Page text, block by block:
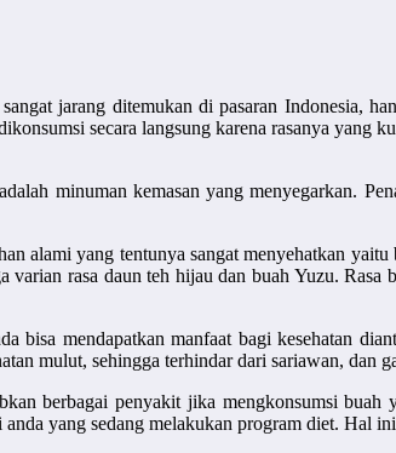
jarang ditemukan di pasaran Indonesia,
secara langsung karena rasanya yang
minuman kemasan yang menyegarkan.
alami yang tentunya sangat menyehatkan
rasa daun teh hijau dan buah Yuzu.
bisa mendapatkan manfaat bagi kesehatan
mulut, sehingga terhindar dari sariawan, dan
berbagai penyakit jika mengkonsumsi
yang sedang melakukan program diet. Hal